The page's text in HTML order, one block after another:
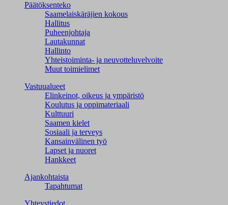
Päätöksenteko
Saamelaiskäräjien kokous
Hallitus
Puheenjohtaja
Lautakunnat
Hallinto
Yhteistoiminta- ja neuvotteluvelvoite
Muut toimielimet
Vastuualueet
Elinkeinot, oikeus ja ympäristö
Koulutus ja oppimateriaali
Kulttuuri
Saamen kielet
Sosiaali ja terveys
Kansainvälinen työ
Lapset ja nuoret
Hankkeet
Ajankohtaista
Tapahtumat